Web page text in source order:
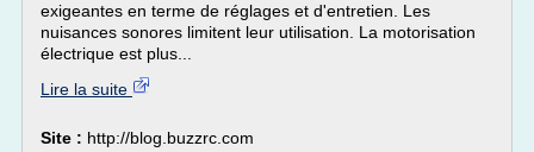
exigeantes en terme de réglages et d'entretien. Les
nuisances sonores limitent leur utilisation. La motorisation
électrique est plus...
Lire la suite
Site : http://blog.buzzrc.com